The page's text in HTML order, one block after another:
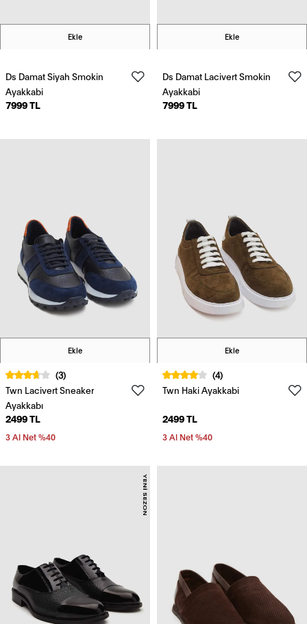
Ekle
Ds Damat Siyah Smokin
Ayakkabi
7999 TL
Ekle
Ds Damat Lacivert Smokin
Ayakkabi
7999 TL
Ekle
(3)
Twn Lacivert Sneaker
Ayakkabı
2499 TL
3 Al Net %40
Ekle
(4)
Twn Haki Ayakkabi
2499 TL
3 Al Net %40